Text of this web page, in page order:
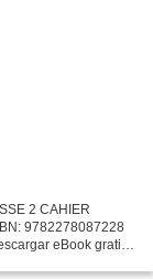
2 CAHIER
9782278087228
eBook gratis